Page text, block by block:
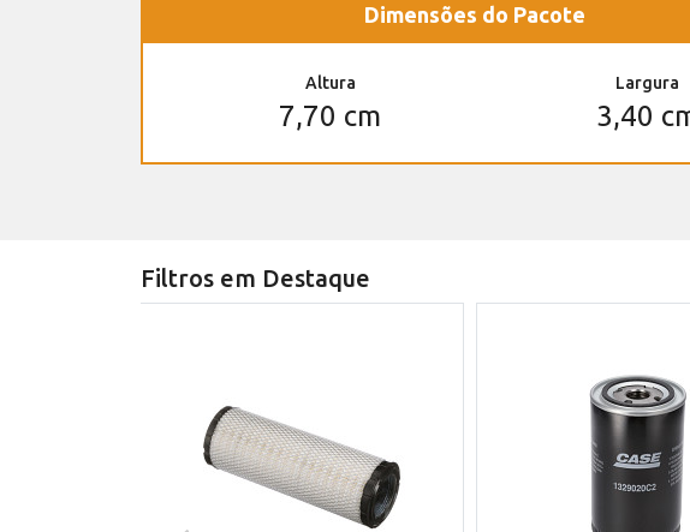
Dimensões do Pacote
Altura
7,70 cm
Largura
3,40
Filtros em Destaque